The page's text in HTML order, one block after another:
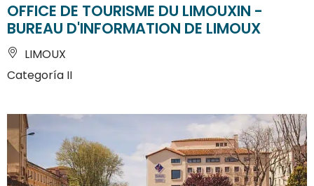
OFFICE DE TOURISME DU LIMOUXIN -
BUREAU D'INFORMATION DE LIMOUX
LIMOUX
Categoría II